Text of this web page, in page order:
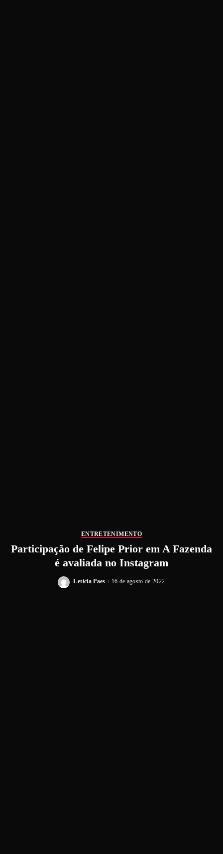
ENTRETENIMENTO
Participação de Felipe Prior em A Fazenda
é avaliada no Instagram
Letícia Paes 16 de agosto de 2022